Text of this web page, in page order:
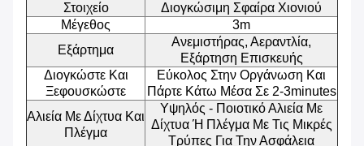
Στοιχείο
Διογκώσιμη Σφαίρα Χιονιού
Μέγεθος
3m
Εξάρτημα
Ανεμιστήρας, Αεραντλία,
Εξάρτηση Επισκευής
Διογκώστε Και
Ξεφουσκώστε
Εύκολος Στην Οργάνωση Και
Πάρτε Κάτω Μέσα Σε 2-3minutes
Αλιεία Με Δίχτυα Και
Πλέγμα
Υψηλός - Ποιοτικό Αλιεία Με
Δίχτυα Ή Πλέγμα Με Τις Μικρές
Τρύπες Για Την Ασφάλεια